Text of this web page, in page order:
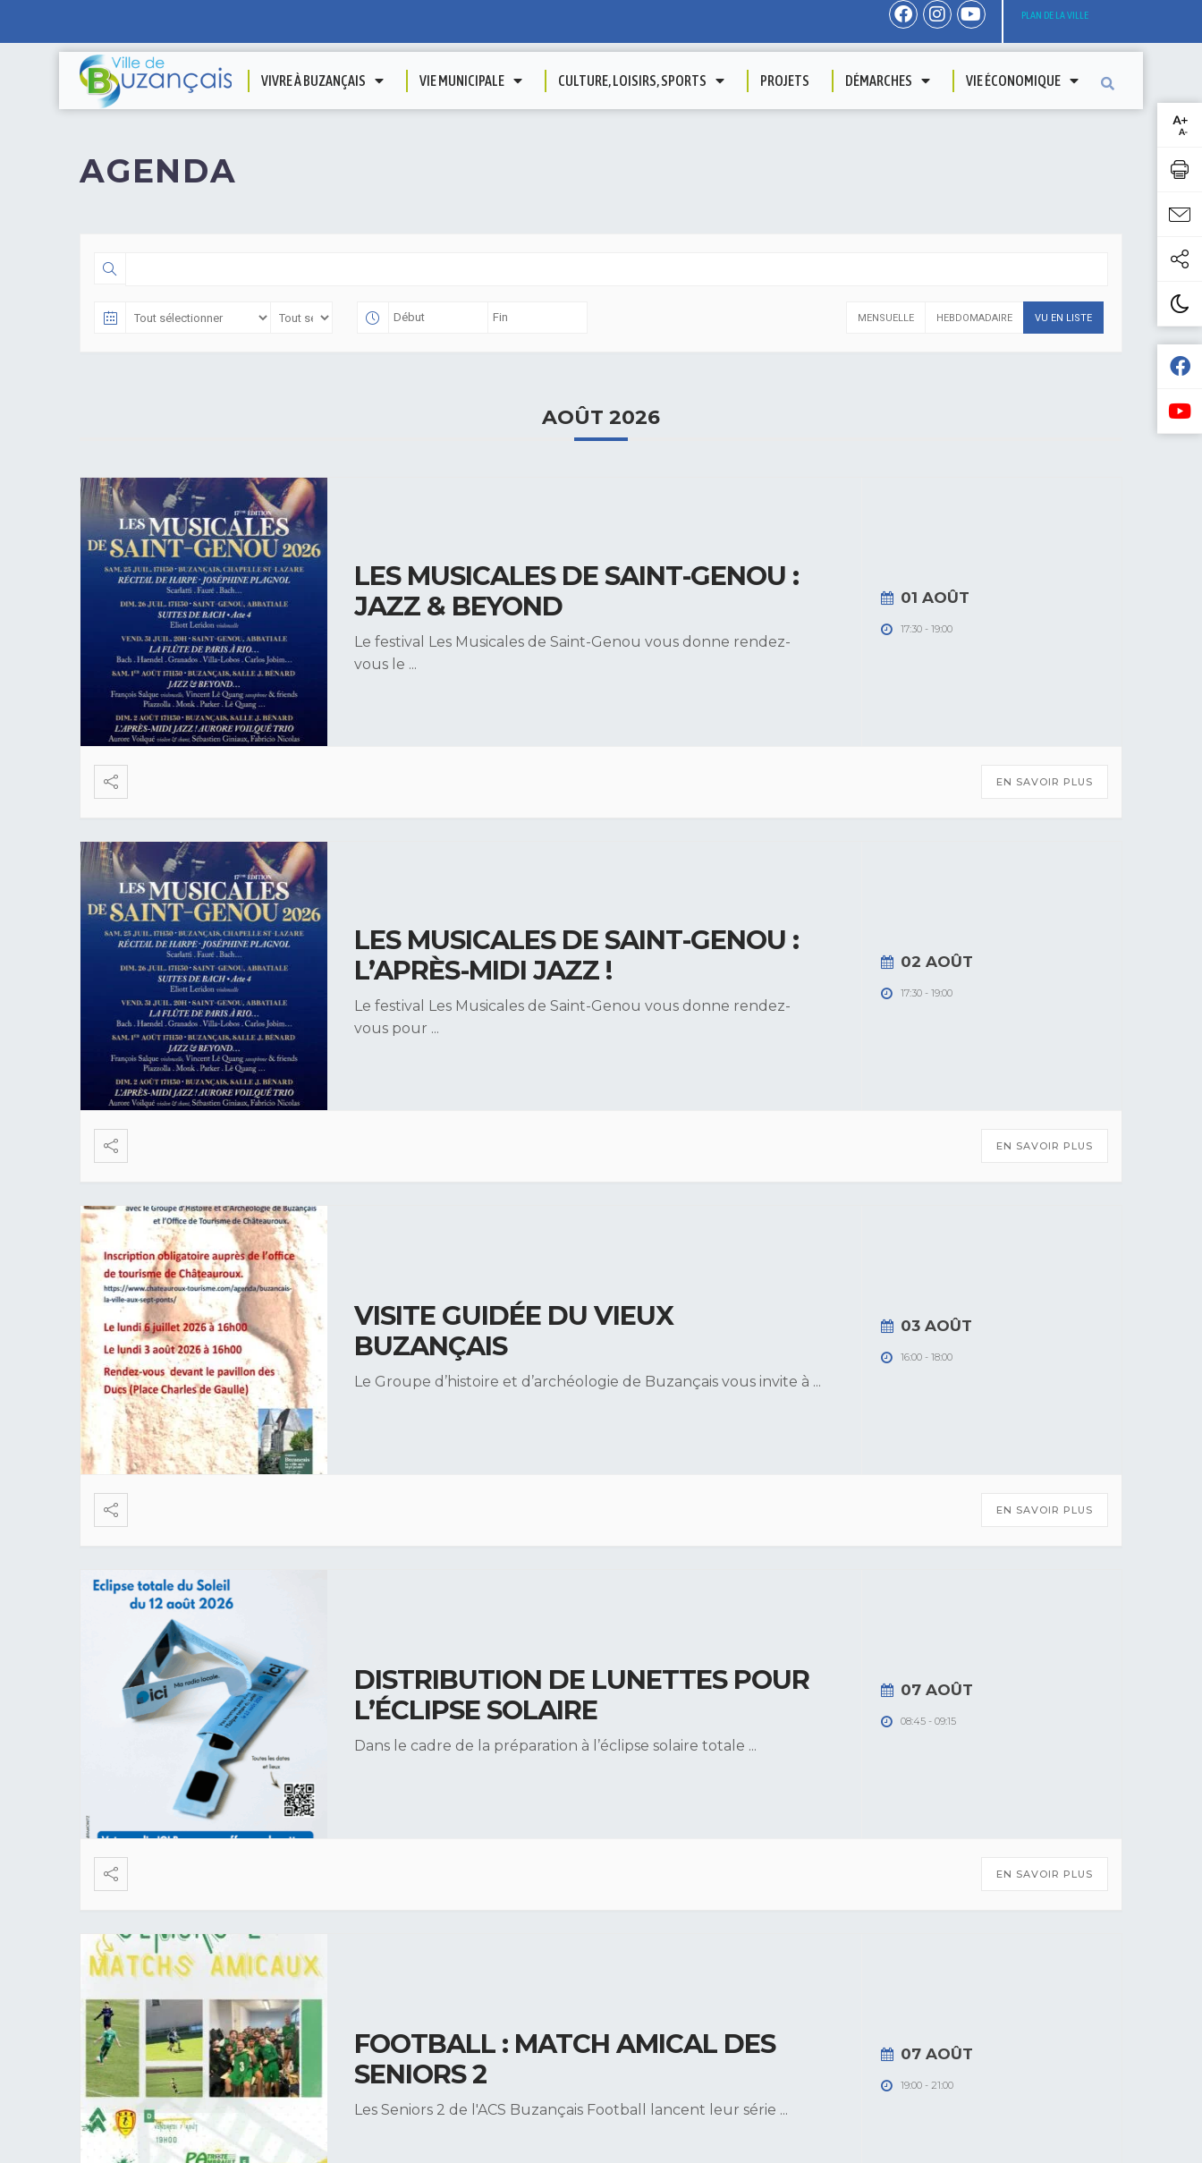
PLAN DE LA VILLE
VIVRE À BUZANÇAIS VIE MUNICIPALE CULTURE, LOISIRS, SPORTS PROJETS DÉMARCHES VIE ÉCONOMIQUE
AGENDA
MENSUELLE HEBDOMADAIRE VU EN LISTE
AOÛT 2026
LES MUSICALES DE SAINT-GENOU :
JAZZ & BEYOND
Le festival Les Musicales de Saint-Genou vous donne rendez-
vous le ...
01 AOÛT
17:30 - 19:00
EN SAVOIR PLUS
LES MUSICALES DE SAINT-GENOU :
L’APRÈS-MIDI JAZZ !
Le festival Les Musicales de Saint-Genou vous donne rendez-
vous pour ...
02 AOÛT
17:30 - 19:00
EN SAVOIR PLUS
VISITE GUIDÉE DU VIEUX
BUZANÇAIS
Le Groupe d’histoire et d’archéologie de Buzançais vous invite à ...
03 AOÛT
16:00 - 18:00
EN SAVOIR PLUS
DISTRIBUTION DE LUNETTES POUR
L’ÉCLIPSE SOLAIRE
Dans le cadre de la préparation à l’éclipse solaire totale ...
07 AOÛT
08:45 - 09:15
EN SAVOIR PLUS
FOOTBALL : MATCH AMICAL DES
SENIORS 2
Les Seniors 2 de l'ACS Buzançais Football lancent leur série ...
07 AOÛT
19:00 - 21:00